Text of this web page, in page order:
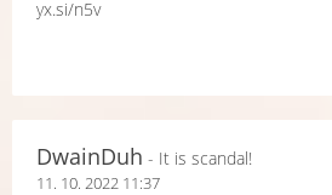
yx.si/n5v
DwainDuh - It is scandal!
11. 10. 2022 11:37